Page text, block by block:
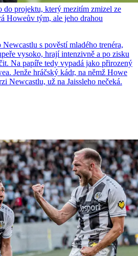
do projektu, který mezitím zmizel ze
Howeův tým, ale jeho drahou
s pověstí mladého trenéra,
vysoko, hrají intenzivně a po zisku
Na papíře tedy vypadá jako přirozený
Jenže hráčský kádr, na němž Howe
Newcastlu, už na Jaissleho nečeká.